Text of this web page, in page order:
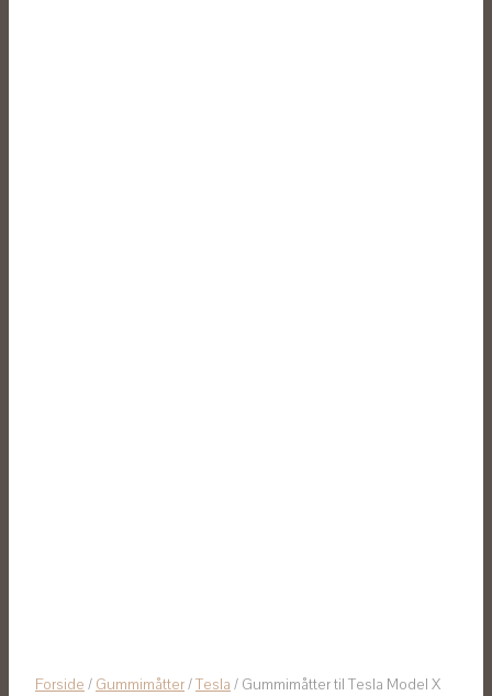
Forside / Gummimåtter/Tesla / Gummimåtter til Tesla Model X